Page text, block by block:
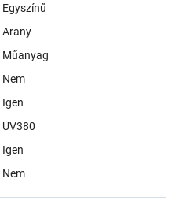
Egyszínű
Arany
Műanyag
Nem
Igen
UV380
Igen
Nem